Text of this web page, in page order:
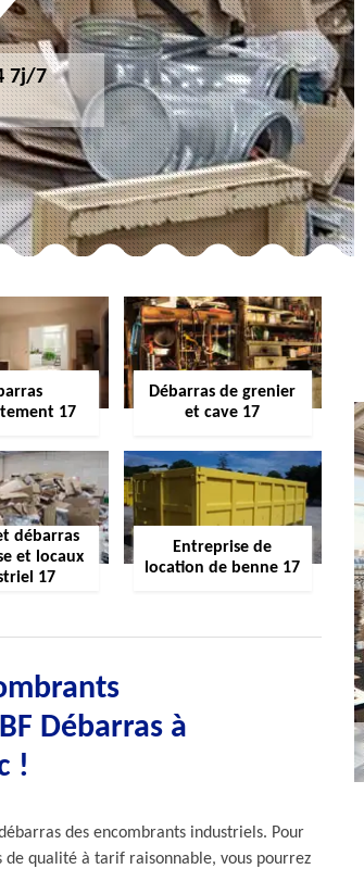
7j/7
17
Débarras de grenier
et cave 17
débarras
et locaux
17
Entreprise de
location de benne 17
Débarras à
!
des encombrants industriels. Pour
de qualité à tarif raisonnable, vous pourrez